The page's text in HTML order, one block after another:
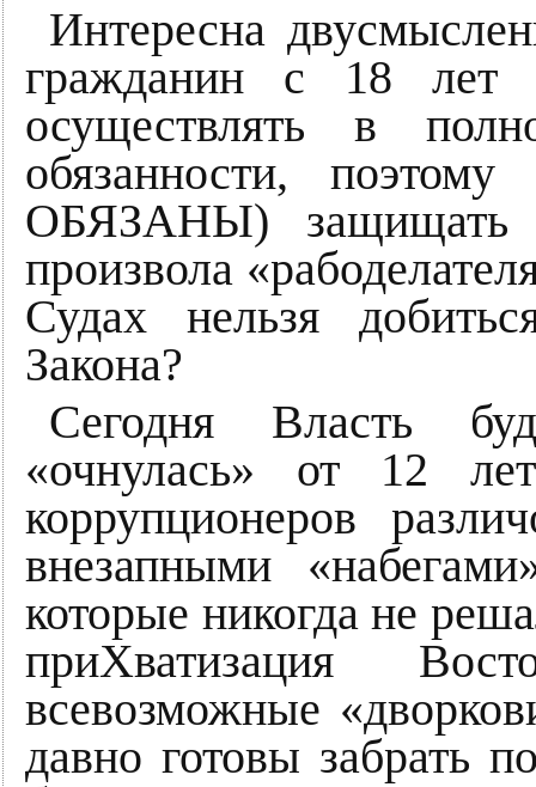
Интересна
гражданин с 18
осуществлять в
обязанности,
ОБЯЗАНЫ) защищать
произвола
Судах нельзя
Закона?
Сегодня Власть
«очнулась» от 12
коррупционеров
внезапными
которые никогда не
приХватизация
всевозможные
давно готовы забрать